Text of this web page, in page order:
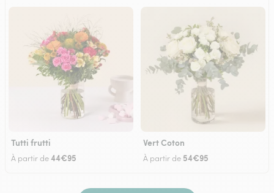
Tutti frutti
À partir de44€95
Vert Coton
À partir de 54€95